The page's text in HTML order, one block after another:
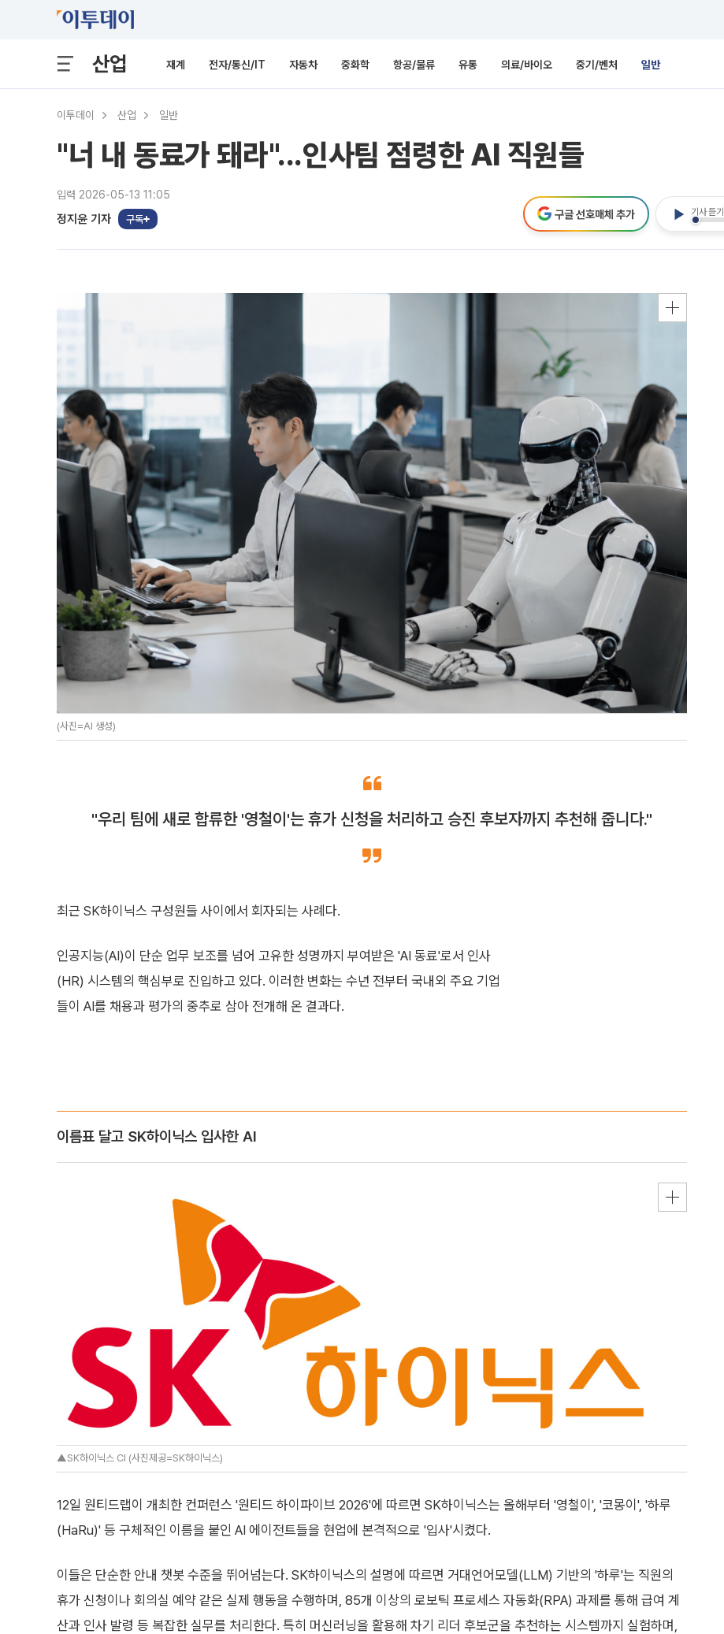
산업 재계 전자/통신/IT 자동차 중화학 항공/물류 유통 의료/바이오 중기/벤처 일반
이투데이 산업 일반
"너 내 동료가 돼라"...인사팀 점령한 AI 직원들
입력 2026-05-13 11:05
정지윤 기자 구독
기사 듣기
구글 선호매체 추가
(사진=AI 생성)
"우리 팀에 새로 합류한 '영철이'는 휴가 신청을 처리하고 승진 후보자까지 추천해 줍니다."
최근 SK하이닉스 구성원들 사이에서 회자되는 사례다.
인공지능(AI)이 단순 업무 보조를 넘어 고유한 성명까지 부여받은 'AI 동료'로서 인사
(HR) 시스템의 핵심부로 진입하고 있다. 이러한 변화는 수년 전부터 국내외 주요 기업
들이 AI를 채용과 평가의 중추로 삼아 전개해 온 결과다.
이름표 달고 SK하이닉스 입사한 AI
▲SK하이닉스 CI (사진제공=SK하이닉스)
12일 원티드랩이 개최한 컨퍼런스 '원티드 하이파이브 2026'에 따르면 SK하이닉스는 올해부터 '영철이', '코몽이', '하루
(HaRu)' 등 구체적인 이름을 붙인 AI 에이전트들을 현업에 본격적으로 '입사'시켰다.
이들은 단순한 안내 챗봇 수준을 뛰어넘는다. SK하이닉스의 설명에 따르면 거대언어모델(LLM) 기반의 '하루'는 직원의
휴가 신청이나 회의실 예약 같은 실제 행동을 수행하며, 85개 이상의 로보틱 프로세스 자동화(RPA) 과제를 통해 급여 계
산과 인사 발령 등 복잡한 실무를 처리한다. 특히 머신러닝을 활용해 차기 리더 후보군을 추천하는 시스템까지 실험하며,